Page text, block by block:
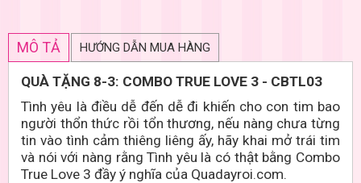
MÔ TẢ HƯỚNG DẪN MUA HÀNG
QUÀ TẶNG 8-3: COMBO TRUE LOVE 3 - CBTL03
Tình yêu là điều dễ đến dễ đi khiến cho con tim bao
người thổn thức rồi tổn thương, nếu nàng chưa từng
tin vào tình cảm thiêng liêng ấy, hãy khai mở trái tim
và nói với nàng rằng Tình yêu là có thật bằng Combo
True Love 3 đầy ý nghĩa của Quadayroi.com.